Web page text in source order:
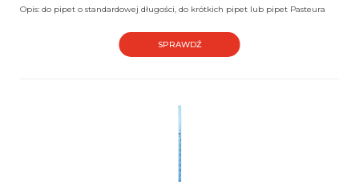
Opis: do pipet o standardowej długości, do krótkich pipet lub pipet Pasteura
SPRAWDŹ